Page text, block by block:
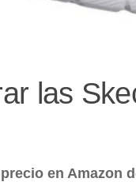
las
en Amazon